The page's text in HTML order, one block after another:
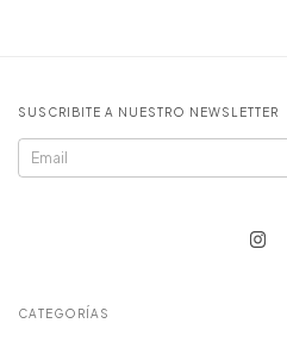
SUSCRIBITE A NUESTRO NEWSLETTER
CATEGORÍAS